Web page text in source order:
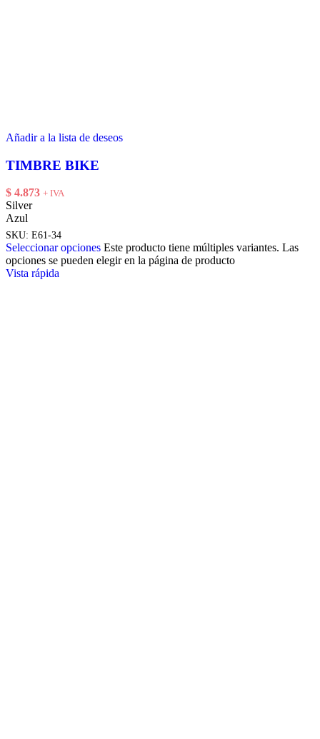
Añadir a la lista de deseos
TIMBRE BIKE
$ 4.873 + IVA
Silver
Azul
SKU: E61-34
Seleccionar opciones Este producto tiene múltiples variantes. Las
opciones se pueden elegir en la página de producto
Vista rápida